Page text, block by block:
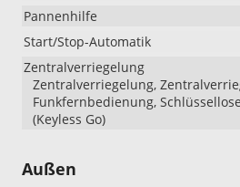
Pannenhilfe
Start/Stop-Automatik
Zentralverriegelung
Zentralverriegelung,
Funkfernbedienung,
(Keyless Go)
Außen